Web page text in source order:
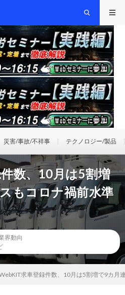
災害/事故/不祥事 テクノロジー/製品
数、10月は5割増
もコロナ禍前水準
界動向
求車登録件数、10月は5割増で9カ月